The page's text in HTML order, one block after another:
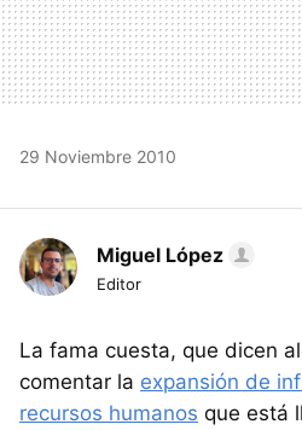
29 Noviembre 2010
Miguel López
Editor
La fama cuesta, que dicen
comentar la expansión de
recursos humanos que está